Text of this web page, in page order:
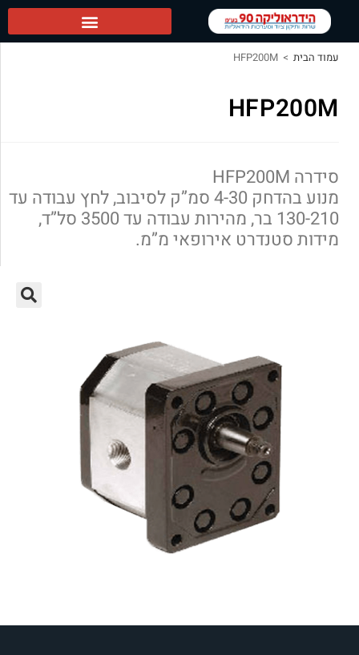
עמוד הבית >
HFP200M
HFP200M
סידרה HFP200M
מנוע בהדחק 4-30 סמ”ק לסיבוב, לחץ עבודה עד
130-210 בר, מהירות עבודה עד 3500 סל”ד,
מידות סטנדרט אירופאי מ”מ.